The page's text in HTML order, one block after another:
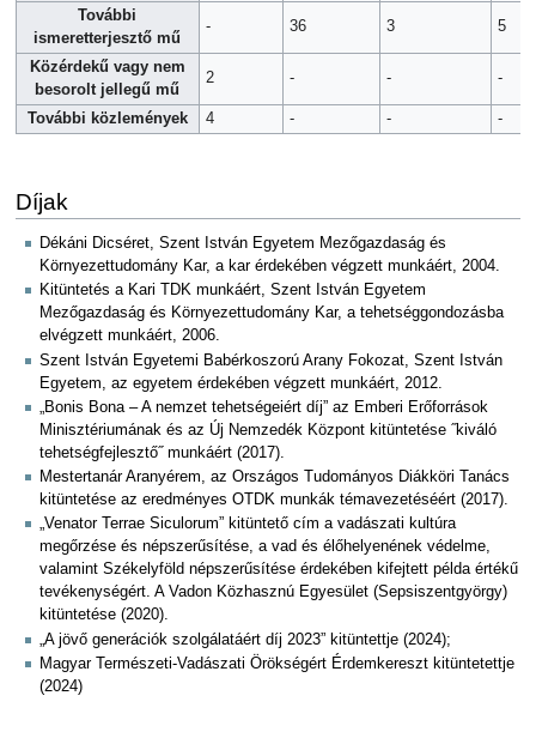
További
ismeretterjesztő mű
- 36 3 5
Közérdekű vagy nem
besorolt jellegű mű
2 - - -
További közlemények 4 - - -
Díjak
Dékáni Dicséret, Szent István Egyetem Mezőgazdaság és
Környezettudomány Kar, a kar érdekében végzett munkáért, 2004.
Kitüntetés a Kari TDK munkáért, Szent István Egyetem
Mezőgazdaság és Környezettudomány Kar, a tehetséggondozásba
elvégzett munkáért, 2006.
Szent István Egyetemi Babérkoszorú Arany Fokozat, Szent István
Egyetem, az egyetem érdekében végzett munkáért, 2012.
„Bonis Bona – A nemzet tehetségeiért díj” az Emberi Erőforrások
Minisztériumának és az Új Nemzedék Központ kitüntetése ˝kiváló
tehetségfejlesztő˝ munkáért (2017).
Mestertanár Aranyérem, az Országos Tudományos Diákköri Tanács
kitüntetése az eredményes OTDK munkák témavezetéséért (2017).
„Venator Terrae Siculorum” kitüntető cím a vadászati kultúra
megőrzése és népszerűsítése, a vad és élőhelyenének védelme,
valamint Székelyföld népszerűsítése érdekében kifejtett példa értékű
tevékenységért. A Vadon Közhasznú Egyesület (Sepsiszentgyörgy)
kitüntetése (2020).
„A jövő generációk szolgálatáért díj 2023” kitüntettje (2024);
Magyar Természeti-Vadászati Örökségért Érdemkereszt kitüntetettje
(2024)